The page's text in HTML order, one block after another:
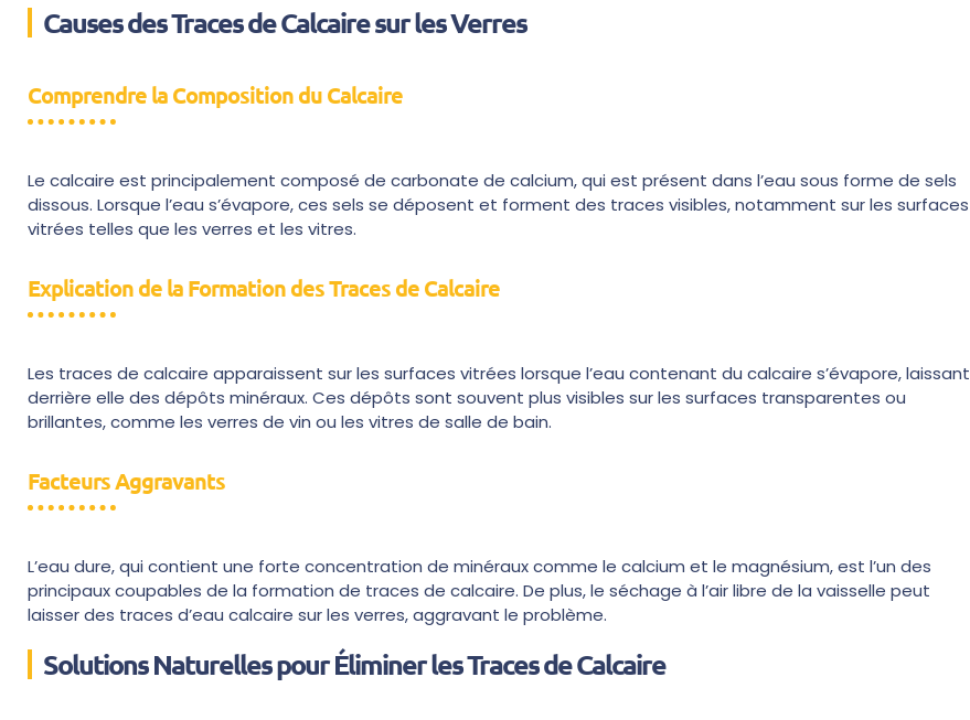
Causes des Traces de Calcaire sur les Verres
Comprendre la Composition du Calcaire
Le calcaire est principalement composé de carbonate de calcium, qui est présent dans l’eau sous forme de sels
dissous. Lorsque l’eau s’évapore, ces sels se déposent et forment des traces visibles, notamment sur les surfaces
vitrées telles que les verres et les vitres.
Explication de la Formation des Traces de Calcaire
Les traces de calcaire apparaissent sur les surfaces vitrées lorsque l’eau contenant du calcaire s’évapore, laissant
derrière elle des dépôts minéraux. Ces dépôts sont souvent plus visibles sur les surfaces transparentes ou
brillantes, comme les verres de vin ou les vitres de salle de bain.
Facteurs Aggravants
L’eau dure, qui contient une forte concentration de minéraux comme le calcium et le magnésium, est l’un des
principaux coupables de la formation de traces de calcaire. De plus, le séchage à l’air libre de la vaisselle peut
laisser des traces d’eau calcaire sur les verres, aggravant le problème.
Solutions Naturelles pour Éliminer les Traces de Calcaire